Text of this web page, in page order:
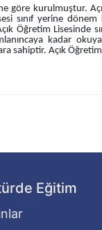
göre kurulmuştur.
sınıf yerine
Öğretim Lisesinde
kadar
Açık Öğretim
Eğitim